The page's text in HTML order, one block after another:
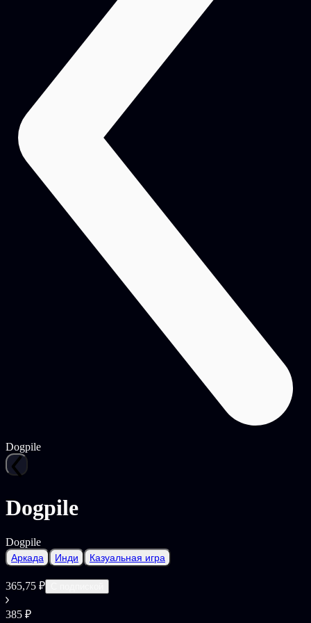
Dogpile
Dogpile
Dogpile
Аркада Инди Казуальная игра
365,75 ₽
385 ₽